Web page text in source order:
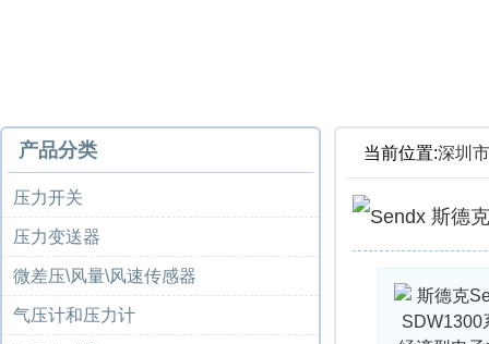
当前位置:深圳
产品分类
压力开关
压力变送器
微差压\风量\风速传感器
气压计和压力计